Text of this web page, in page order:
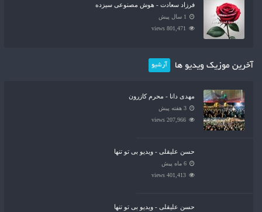
فرزاد سعادت - هوش مصنوعی سیزده
1 سال پیش
801,471 views
آخرین موزیک ویدیو ها آرشیو
مهدی دانا - محرم کازرون
3 هفته پیش
207,966 views
حسن علیقلی - ویدیو بی تو تنها
6 ماه پیش
401,413 views
حسن علیقلی - ویدیو بی تو تنها